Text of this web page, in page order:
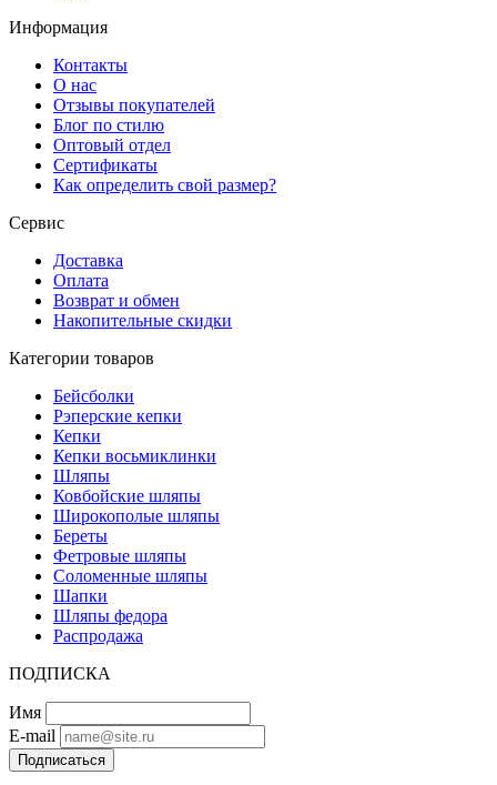
Информация
Контакты
О нас
Отзывы покупателей
Блог по стилю
Оптовый отдел
Сертификаты
Как определить свой размер?
Сервис
Доставка
Оплата
Возврат и обмен
Накопительные скидки
Категории товаров
Бейсболки
Рэперские кепки
Кепки
Кепки восьмиклинки
Шляпы
Ковбойские шляпы
Широкополые шляпы
Береты
Фетровые шляпы
Соломенные шляпы
Шапки
Шляпы федора
Распродажа
ПОДПИСКА
Имя
E-mail
Подписаться